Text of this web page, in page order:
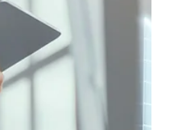
de contratos já não é
que buscam
segurança. Adote o Asten
a um novo patamar!